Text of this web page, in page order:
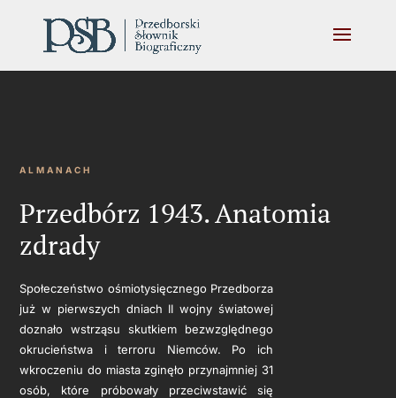
ALMANACH
Przedbórz 1943. Anatomia
zdrady
Społeczeństwo ośmiotysięcznego Przedborza
już w pierwszych dniach II wojny światowej
doznało wstrząsu skutkiem bezwzględnego
okrucieństwa i terroru Niemców. Po ich
wkroczeniu do miasta zginęło przynajmniej 31
osób, które próbowały przeciwstawić się